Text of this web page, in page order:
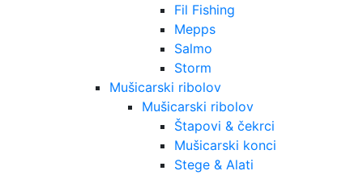
Fil Fishing
Mepps
Salmo
Storm
Mušicarski ribolov
Mušicarski ribolov
Štapovi & čekrci
Mušicarski konci
Stege & Alati